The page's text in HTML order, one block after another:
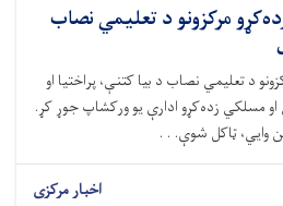
مرکزونو د تعلیمي نصاب
د تعلیمي نصاب د بیا کتنې، پراختیا او
او مسلکي زده‌کړو ادارې یو ورکشاپ جوړ کړ.
وایي، ټاکل شوې. . .
اخبار مرکزی